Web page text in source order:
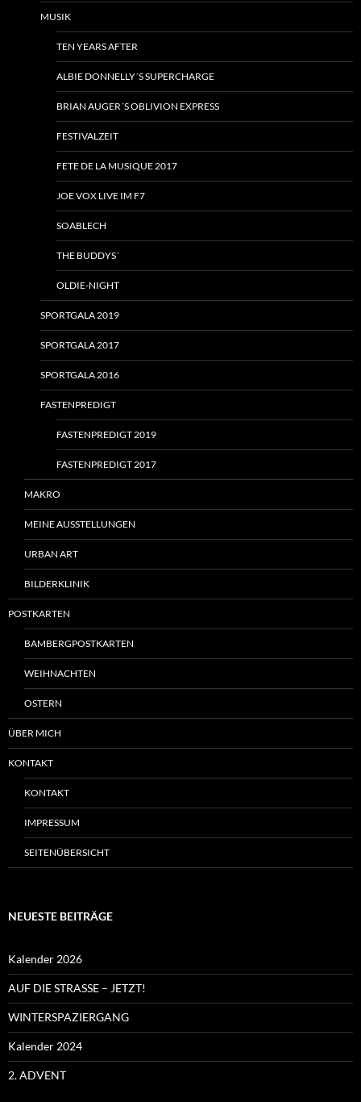
MUSIK
TEN YEARS AFTER
ALBIE DONNELLY´S SUPERCHARGE
BRIAN AUGER´S OBLIVION EXPRESS
FESTIVALZEIT
FETE DE LA MUSIQUE 2017
JOE VOX LIVE IM F7
SOABLECH
THE BUDDYS´
OLDIE-NIGHT
SPORTGALA 2019
SPORTGALA 2017
SPORTGALA 2016
FASTENPREDIGT
FASTENPREDIGT 2019
FASTENPREDIGT 2017
MAKRO
MEINE AUSSTELLUNGEN
URBAN ART
BILDERKLINIK
POSTKARTEN
BAMBERGPOSTKARTEN
WEIHNACHTEN
OSTERN
ÜBER MICH
KONTAKT
KONTAKT
IMPRESSUM
SEITENÜBERSICHT
NEUESTE BEITRÄGE
Kalender 2026
AUF DIE STRASSE – JETZT!
WINTERSPAZIERGANG
Kalender 2024
2. ADVENT